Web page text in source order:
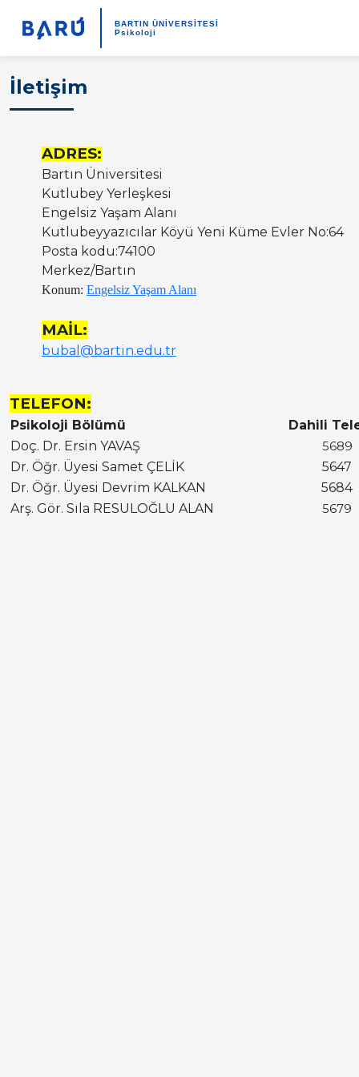
BARTIN ÜNİVERSİTESİ
Psikoloji
İletişim
ADRES:
Bartın Üniversitesi
Kutlubey Yerleşkesi
Engelsiz Yaşam Alanı
Kutlubeyyazıcılar Köyü Yeni Küme Evler No:64
Posta kodu:74100
Merkez/Bartın
Konum: Engelsiz Yaşam Alanı
MAİL:
bubal@bartin.edu.tr
TELEFON:
Psikoloji Bölümü
Dahili
Doç. Dr. Ersin YAVAŞ
5689
Dr. Öğr. Üyesi Samet ÇELİK
5647
Dr. Öğr. Üyesi Devrim KALKAN
5684
Arş. Gör. Sıla RESULOĞLU ALAN
5679